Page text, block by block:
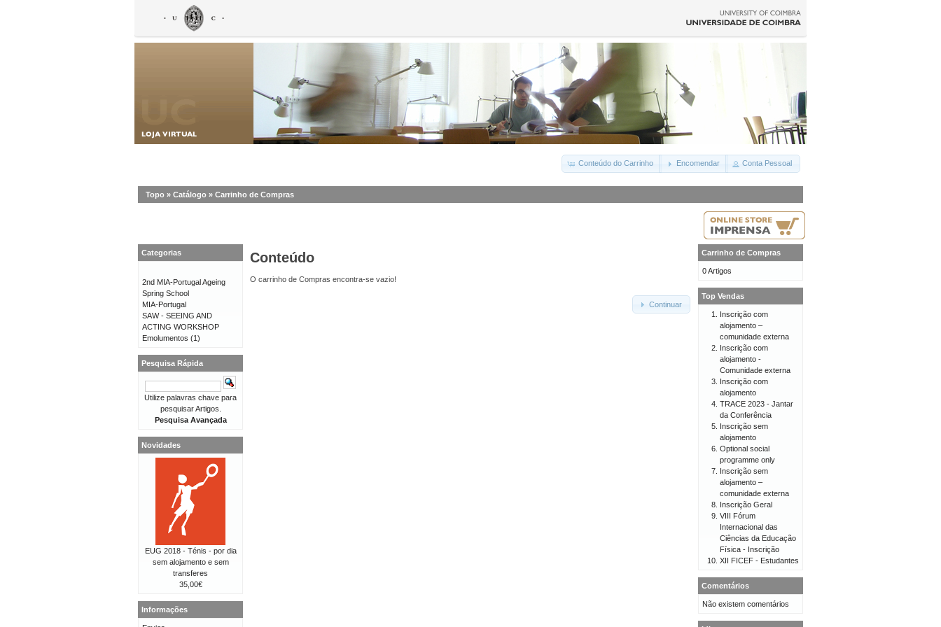
Conteúdo do Carrinho Encomendar Conta Pessoal
Topo » Catálogo » Carrinho de Compras
Conteúdo
O carrinho de Compras encontra-se vazio!
Continuar
Categorias
2nd MIA-Portugal Ageing
Spring School
MIA-Portugal
SAW - SEEING AND
ACTING WORKSHOP
Emolumentos (1)
Pesquisa Rápida
Utilize palavras chave para
pesquisar Artigos.
Pesquisa Avançada
Novidades
EUG 2018 - Ténis - por dia
sem alojamento e sem
transferes
35,00€
Informações
Carrinho de Compras
0 Artigos
Top Vendas
Inscrição com
alojamento –
comunidade externa
Inscrição com
alojamento -
Comunidade externa
Inscrição com
alojamento
TRACE 2023 - Jantar
da Conferência
Inscrição sem
alojamento
Optional social
programme only
Inscrição sem
alojamento –
comunidade externa
Inscrição Geral
VIII Fórum
Internacional das
Ciências da Educação
Física - Inscrição
XII FICEF - Estudantes
Comentários
Não existem comentários